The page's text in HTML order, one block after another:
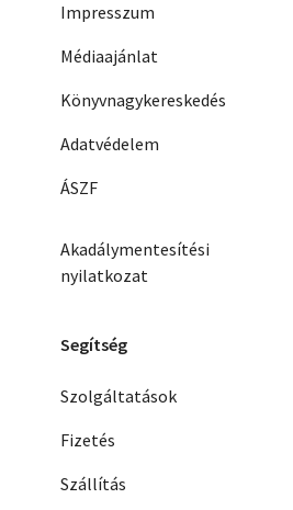
Impresszum
Médiaajánlat
Könyvnagykereskedés
Adatvédelem
ÁSZF
Akadálymentesítési
nyilatkozat
Segítség
Szolgáltatások
Fizetés
Szállítás